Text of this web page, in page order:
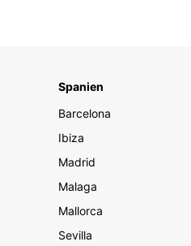
Spanien
Barcelona
Ibiza
Madrid
Malaga
Mallorca
Sevilla